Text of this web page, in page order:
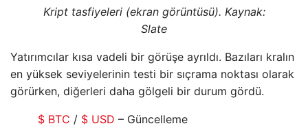
Kript tasfiyeleri (ekran görüntüsü). Kaynak:
Slate
Yatırımcılar kısa vadeli bir görüşe ayrıldı. Bazıları kralın
en yüksek seviyelerinin testi bir sıçrama noktası olarak
görürken, diğerleri daha gölgeli bir durum gördü.
$ BTC / $ USD – Güncelleme